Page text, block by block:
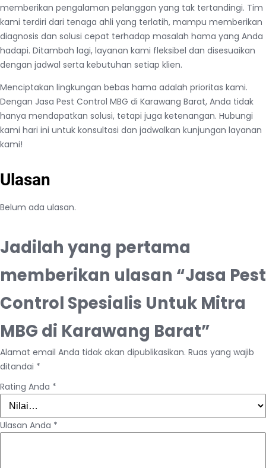
memberikan pengalaman pelanggan yang tak tertandingi. Tim
kami terdiri dari tenaga ahli yang terlatih, mampu memberikan
diagnosis dan solusi cepat terhadap masalah hama yang Anda
hadapi. Ditambah lagi, layanan kami fleksibel dan disesuaikan
dengan jadwal serta kebutuhan setiap klien.
Menciptakan lingkungan bebas hama adalah prioritas kami.
Dengan Jasa Pest Control MBG di Karawang Barat, Anda tidak
hanya mendapatkan solusi, tetapi juga ketenangan. Hubungi
kami hari ini untuk konsultasi dan jadwalkan kunjungan layanan
kami!
Ulasan
Belum ada ulasan.
Jadilah yang pertama
memberikan ulasan “Jasa Pest
Control Spesialis Untuk Mitra
MBG di Karawang Barat”
Alamat email Anda tidak akan dipublikasikan. Ruas yang wajib
ditandai *
Rating Anda *
Ulasan Anda *